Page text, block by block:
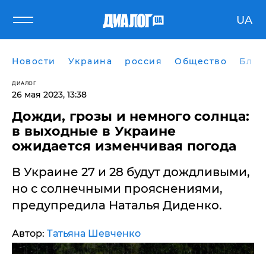
UA
Новости Украина россия Общество
ДИАЛОГ
26 мая 2023, 13:38
​Дожди, грозы и немного солнца:
в выходные в Украине
ожидается изменчивая погода
В Украине 27 и 28 будут дождливыми,
но с солнечными прояснениями,
предупредила Наталья Диденко.
Автор: Татьяна Шевченко